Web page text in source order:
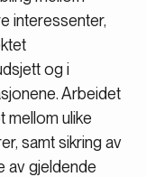
interessenter,
og i
Arbeidet
ulike
samt sikring av
av gjeldende